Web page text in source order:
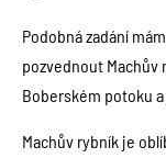
Podobná zadání
pozvednout Machův
Boberském potoku
Machův rybník je